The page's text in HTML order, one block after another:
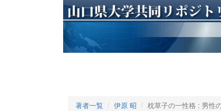
著者一覧 伊原 昭 枕草子の一性格 : 男性